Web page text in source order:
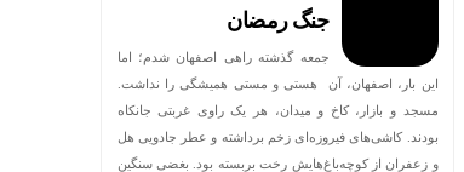
جنگ رمضان
جمعه گذشته راهی اصفهان شدم؛ اما
این بار، اصفهان، آن هستی و مستی همیشگی را نداشت.
مسجد و بازار، کاخ و میدان، هر یک راوی غربتی جانکاه
بودند. کاشی‌های فیروزه‌ای زخم برداشته و عطر جادویی هل
و زعفران از کوچه‌باغ‌هایش رخت بربسته بود. بغضی سنگین